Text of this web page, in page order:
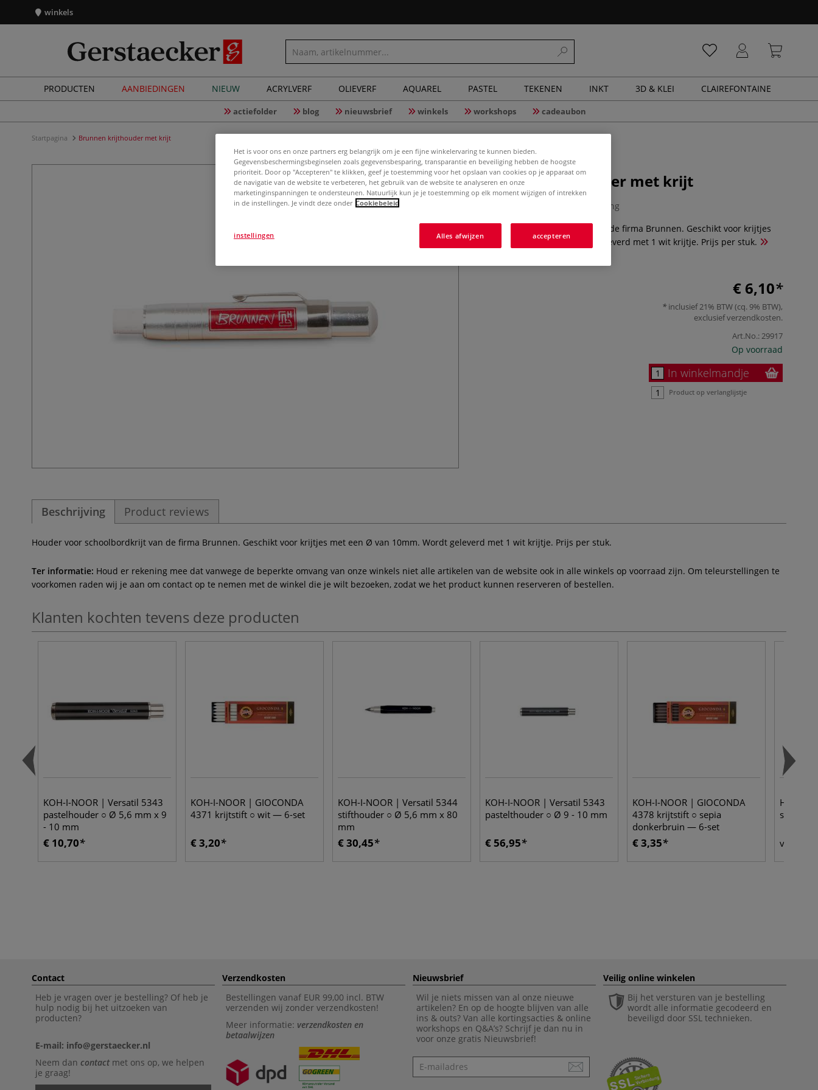
winkels
PRODUCTEN AANBIEDINGEN NIEUW ACRYLVERF OLIEVERF AQUAREL PASTEL TEKENEN INKT 3D & KLEI CLAIREFONTAINE
actiefolder blog nieuwsbrief winkels workshops cadeaubon
Startpagina Brunnen krijthouder met krijt
Brunnen krijthouder met krijt
0 Beoordeling
Houder voor schoolbordkrijt van de firma Brunnen. Geschikt voor krijtjes
met een Ø van 10mm. Wordt geleverd met 1 wit krijtje. Prijs per stuk.
€ 6,10
inclusief 21% BTW (cq. 9% BTW),
exclusiefverzendkosten.
Art.No.:29917
Op voorraad
In winkelmandje
Product op verlanglijstje
Beschrijving Product reviews
Houder voor schoolbordkrijt van de firma Brunnen. Geschikt voor krijtjes met een Ø van 10mm. Wordt geleverd met 1 wit krijtje. Prijs per stuk.
Ter informatie: Houd er rekening mee dat vanwege de beperkte omvang van onze winkels niet alle artikelen van de website ook in alle winkels op voorraad zijn. Om teleurstellingen te
voorkomen raden wij je aan om contact op te nemen met de winkel die je wilt bezoeken, zodat we het product kunnen reserveren of bestellen.
Klanten kochten tevens deze producten
KOH-I-NOOR | Versatil 5343
pastelhouder ○ Ø 5,6 mm x 9
- 10 mm
€ 10,70
KOH-I-NOOR | GIOCONDA
4371 krijtstift ○ wit — 6-set
€ 3,20
KOH-I-NOOR | Versatil 5344
stifthouder ○ Ø 5,6 mm x 80
mm
€ 30,45
KOH-I-NOOR | Versatil 5343
pastelthouder ○ Ø 9 - 10 mm
€ 56,95
KOH-I-NOOR | GIOCONDA
4378 krijtstift ○ sepia
donkerbruin — 6-set
€ 3,35 vanaf
Contact
Heb je vragen over je bestelling? Of heb je
hulp nodig bij het uitzoeken van
producten?
E-mail: info@gerstaecker.nl
Neem dan contactmet ons op, we helpen
je graag!
Verzendkosten
Bestellingen vanaf EUR 99,00 incl. BTW
verzenden wij zonder verzendkosten!
Meer informatie: verzendkosten en
betaalwijzen
Nieuwsbrief
Wil je niets missen van al onze nieuwe
artikelen? En op de hoogte blijven van alle
ins & outs? Van alle kortingsacties & online
workshops en Q&A’s? Schrijf je dan nu in
voor onze gratis Nieuwsbrief!
Nieuwsbrief
Veilig online winkelen
Bij het versturen van je bestelling
wordt alle informatie gecodeerd en
beveiligd door SSL technieken.
Het is voor ons en onze partners erg belangrijk om je een fijne winkelervaring te kunnen bieden.
Gegevensbeschermingsbeginselen zoals gegevensbesparing, transparantie en beveiliging hebben de hoogste
prioriteit. Door op "Accepteren" te klikken, geef je toestemming voor het opslaan van cookies op je apparaat om
de navigatie van de website te verbeteren, het gebruik van de website te analyseren en onze
marketinginspanningen te ondersteunen. Natuurlijk kun je je toestemming op elk moment wijzigen of intrekken
in de instellingen. Je vindt deze onder Cookiebeleid
Alles afwijzen accepteren
instellingen